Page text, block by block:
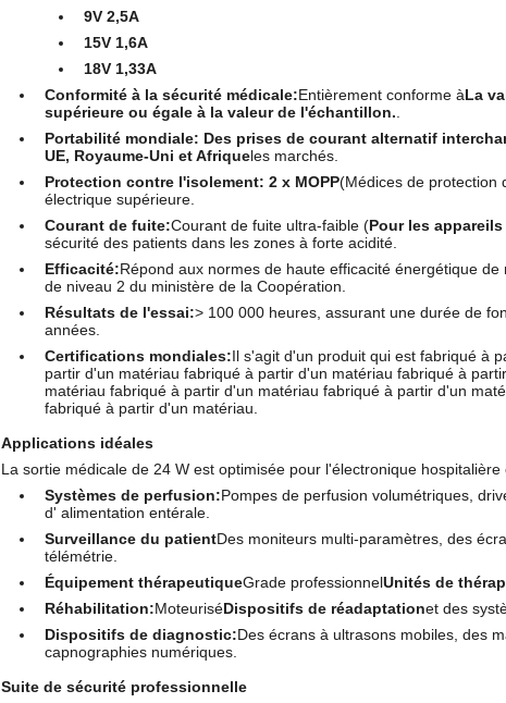
9V 2,5A
15V 1,6A
18V 1,33A
Conformité à la sécurité médicale:Entièrement conforme àLa
supérieure ou égale à la valeur de l'échantillon.
Portabilité mondiale: Des prises de courant alternatif
UE, Royaume-Uni et Afriqueles marchés.
Protection contre l'isolement: 2 x MOPP(Médices de protection
électrique supérieure.
Courant de fuite:Courant de fuite ultra-faible (Pour les
sécurité des patients dans les zones à forte acidité.
Efficacité:Répond aux normes de haute efficacité énergétique
de niveau 2 du ministère de la Coopération.
Résultats de l'essai:> 100 000 heures, assurant une durée de
années.
Certifications mondiales:Il s'agit d'un produit qui est fabriqué à
partir d'un matériau fabriqué à partir d'un matériau fabriqué à
matériau fabriqué à partir d'un matériau fabriqué à partir d'un
fabriqué à partir d'un matériau.
Applications idéales
La sortie médicale de 24 W est optimisée pour l'électronique
Systèmes de perfusion:Pompes de perfusion volumétriques,
d' alimentation entérale.
Surveillance du patientDes moniteurs multi-paramètres, des
télémétrie.
Équipement thérapeutiqueGrade professionnelUnités de
Réhabilitation:MoteuriséDispositifs de réadaptationet des
Dispositifs de diagnostic:Des écrans à ultrasons mobiles, des
capnographies numériques.
Suite de sécurité professionnelle